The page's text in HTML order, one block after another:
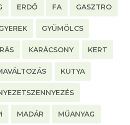
ERDŐ FA GASZTRO
GYÜMÖLCS
KARÁCSONY KERT
KUTYA
MADÁR MŰANYAG